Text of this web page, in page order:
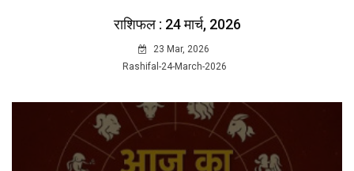
राशिफल : 24 मार्च, 2026
23 Mar, 2026
Rashifal-24-March-2026